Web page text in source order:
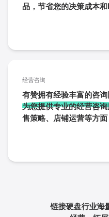
品，节省您的决策成本
经营咨询
有赞拥有经验丰富的咨询
为您提供专业的经营咨
售策略、店铺运营等方
链接硬盘行业海